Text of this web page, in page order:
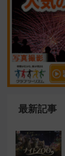
最新記事